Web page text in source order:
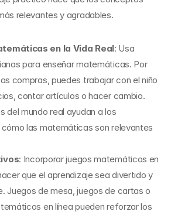
relevantes y agradables.
en la Vida Real: Usa
para enseñar matemáticas. Por
compras, puedes trabajar con el niño
contar artículos o hacer cambio.
del mundo real ayudan a los
las matemáticas son relevantes
: Incorporar juegos matemáticos en
que el aprendizaje sea divertido y
Juegos de mesa, juegos de cartas o
en línea pueden reforzar los